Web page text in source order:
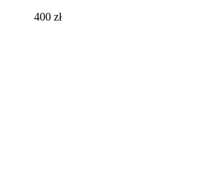
400 zł